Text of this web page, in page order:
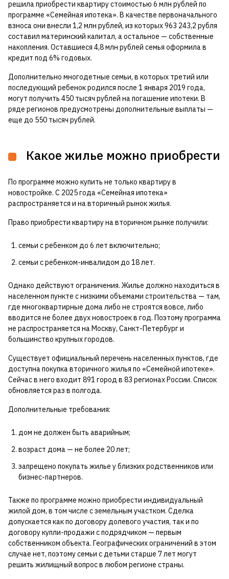
решила приобрести квартиру стоимостью 6 млн рублей по
программе «Семейная ипотека». В качестве первоначального
взноса они внесли 1,2 млн рублей, из которых 963 243,2 рубля
составил материнский капитал, а остальное — собственные
накопления. Оставшиеся 4,8 млн рублей семья оформила в
кредит под 6% годовых.
Дополнительно многодетные семьи, в которых третий или
последующий ребенок родился после 1 января 2019 года,
могут получить 450 тысяч рублей на погашение ипотеки. В
ряде регионов предусмотрены дополнительные выплаты —
еще до 550 тысяч рублей.
Какое жилье можно приобрести
По программе можно купить не только квартиру в
новостройке. С 2025 года «Семейная ипотека»
распространяется и на вторичный рынок жилья.
Право приобрести квартиру на вторичном рынке получили:
семьи с ребенком до 6 лет включительно;
семьи с ребенком-инвалидом до 18 лет.
Однако действуют ограничения. Жилье должно находиться в
населенном пункте с низкими объемами строительства — там,
где многоквартирные дома либо не строятся вовсе, либо
вводится не более двух новостроек в год. Поэтому программа
не распространяется на Москву, Санкт-Петербург и
большинство крупных городов.
Существует официальный перечень населенных пунктов, где
доступна покупка вторичного жилья по «Семейной ипотеке».
Сейчас в него входит 891 город в 83 регионах России. Список
обновляется раз в полгода.
Дополнительные требования:
дом не должен быть аварийным;
возраст дома — не более 20 лет;
запрещено покупать жилье у близких родственников или
бизнес-партнеров.
Также по программе можно приобрести индивидуальный
жилой дом, в том числе с земельным участком. Сделка
допускается как по договору долевого участия, так и по
договору купли-продажи с подрядчиком — первым
собственником объекта. Географических ограничений в этом
случае нет, поэтому семьи с детьми старше 7 лет могут
решить жилищный вопрос в любом регионе страны.